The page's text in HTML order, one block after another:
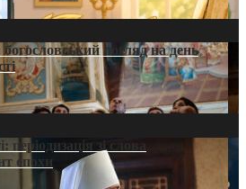
богословський погляд на день
періодизація зі слова
епохи